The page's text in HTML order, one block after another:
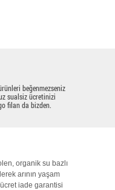
beğenmezseniz
sualsiz ücretinizi
filan da bizden.
, organik su bazlı
arının yaşam
iade garantisi